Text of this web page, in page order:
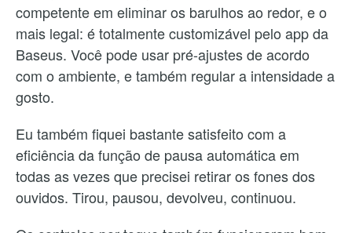
competente em eliminar os barulhos ao redor, e o
mais legal: é totalmente customizável pelo app da
Baseus. Você pode usar pré-ajustes de acordo
com o ambiente, e também regular a intensidade a
gosto.
Eu também fiquei bastante satisfeito com a
eficiência da função de pausa automática em
todas as vezes que precisei retirar os fones dos
ouvidos. Tirou, pausou, devolveu, continuou.